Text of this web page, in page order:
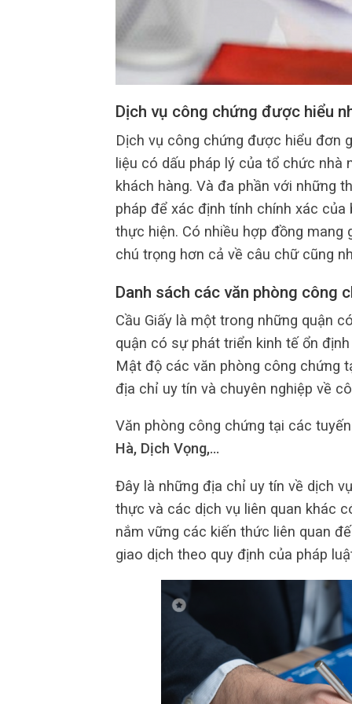
Dịch vụ công chứng được hiểu
Dịch vụ công chứng được hiểu đơn
liệu có dấu pháp lý của tổ chức
khách hàng. Và đa phần với những
pháp để xác định tính chính xác
thực hiện. Có nhiều hợp đồng
chú trọng hơn cả về câu chữ cũng
Danh sách các văn phòng công
Cầu Giấy là một trong những quận
quận có sự phát triển kinh tế ổn
Mật độ các văn phòng công chứng
địa chỉ uy tín và chuyên nghiệp về
Văn phòng công chứng tại các
Hà, Dịch Vọng,…
Đây là những địa chỉ uy tín về dịch
thực và các dịch vụ liên quan khác
nắm vững các kiến thức liên quan
giao dịch theo quy định của pháp